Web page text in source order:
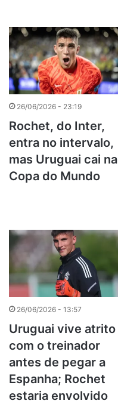
26/06/2026 - 23:19
Rochet, do Inter,
entra no intervalo,
mas Uruguai cai na
Copa do Mundo
26/06/2026 - 13:57
Uruguai vive atrito
com o treinador
antes de pegar a
Espanha; Rochet
estaria envolvido